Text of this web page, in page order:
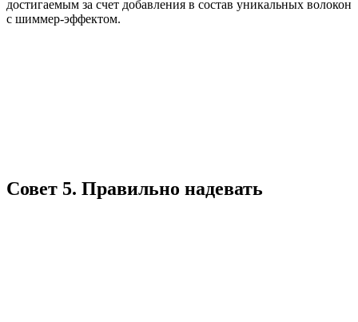
достигаемым за счет добавления в состав уникальных волокон
с шиммер-эффектом.
Совет 5. Правильно надевать